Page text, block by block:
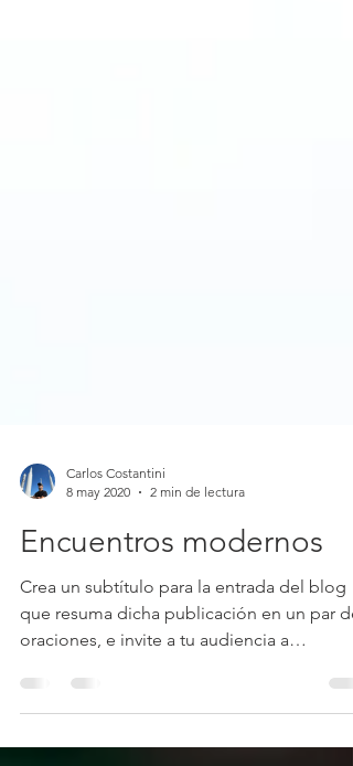
8 may 2020
2 min de lectura
Encuentros modernos
Crea un subtítulo para la entrada del blog
que resuma dicha publicación en un par de
oraciones, e invite a tu audiencia a